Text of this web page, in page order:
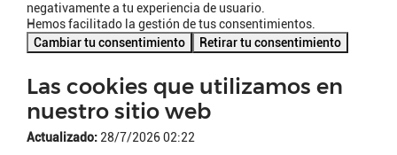
negativamente a tu experiencia de usuario.
Hemos facilitado la gestión de tus consentimientos.
Cambiar tu consentimiento
Retirar tu consentimiento
Las cookies que utilizamos en
nuestro sitio web
Actualizado: 28/7/2026 02:22